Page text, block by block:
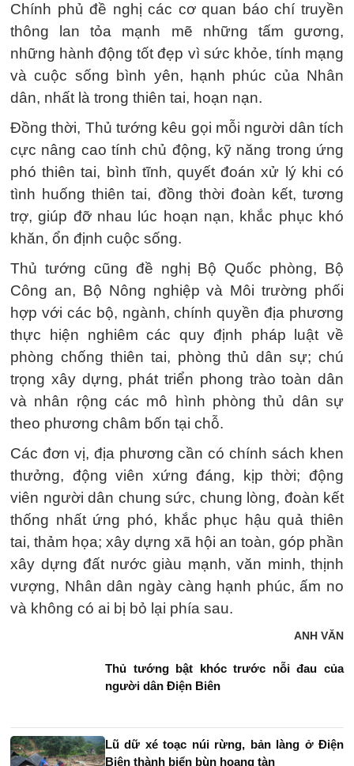
Chính phủ đề nghị các cơ quan báo chí truyền
thông lan tỏa mạnh mẽ những tấm gương,
những hành động tốt đẹp vì sức khỏe, tính mạng
và cuộc sống bình yên, hạnh phúc của Nhân
dân, nhất là trong thiên tai, hoạn nạn.
Đồng thời, Thủ tướng kêu gọi mỗi người dân tích
cực nâng cao tính chủ động, kỹ năng trong ứng
phó thiên tai, bình tĩnh, quyết đoán xử lý khi có
tình huống thiên tai, đồng thời đoàn kết, tương
trợ, giúp đỡ nhau lúc hoạn nạn, khắc phục khó
khăn, ổn định cuộc sống.
Thủ tướng cũng đề nghị Bộ Quốc phòng, Bộ
Công an, Bộ Nông nghiệp và Môi trường phối
hợp với các bộ, ngành, chính quyền địa phương
thực hiện nghiêm các quy định pháp luật về
phòng chống thiên tai, phòng thủ dân sự; chú
trọng xây dựng, phát triển phong trào toàn dân
và nhân rộng các mô hình phòng thủ dân sự
theo phương châm bốn tại chỗ.
Các đơn vị, địa phương cần có chính sách khen
thưởng, động viên xứng đáng, kịp thời; động
viên người dân chung sức, chung lòng, đoàn kết
thống nhất ứng phó, khắc phục hậu quả thiên
tai, thảm họa; xây dựng xã hội an toàn, góp phần
xây dựng đất nước giàu mạnh, văn minh, thịnh
vượng, Nhân dân ngày càng hạnh phúc, ấm no
và không có ai bị bỏ lại phía sau.
ANH VĂN
Thủ tướng bật khóc trước nỗi đau của
người dân Điện Biên
Lũ dữ xé toạc núi rừng, bản làng ở Điện
Biên thành biển bùn hoang tàn